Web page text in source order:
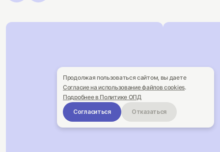
Продолжая пользоваться сайтом, вы даете
Согласие на использование файлов cookies.
Подробнее в Политике ОПД
Согласиться
Отказаться